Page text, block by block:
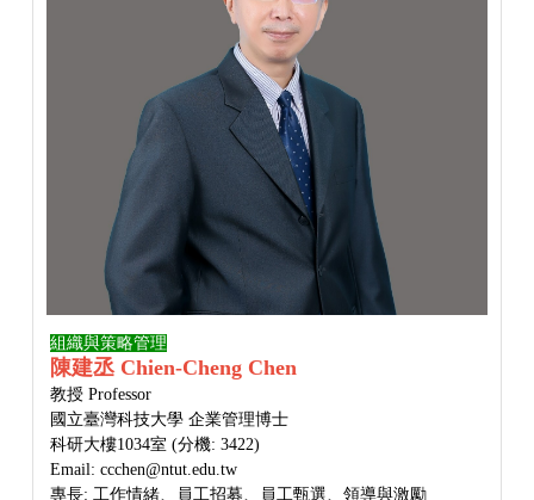
組織與策略管理
陳建丞 Chien-Cheng Chen
教授 Professor
國立臺灣科技大學 企業管理博士
科研大樓1034室 (分機: 3422)
Email: ccchen@ntut.edu.tw
專長: 工作情緒、員工招募、員工甄選、領導與激勵